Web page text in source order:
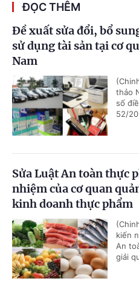
ĐỌC THÊM
Đề xuất sửa đổi, bổ
sử dụng tài sản tại cơ
Nam
thảo
số
52/
Sửa Luật An toàn thực
nhiệm của cơ quan
kinh doanh thực phẩm
kiến
An
giải